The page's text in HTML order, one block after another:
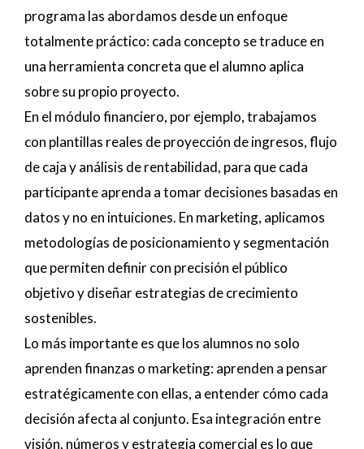
programa las abordamos desde un enfoque
totalmente práctico: cada concepto se traduce en
una herramienta concreta que el alumno aplica
sobre su propio proyecto.
En el módulo financiero, por ejemplo, trabajamos
con plantillas reales de proyección de ingresos, flujo
de caja y análisis de rentabilidad, para que cada
participante aprenda a tomar decisiones basadas en
datos y no en intuiciones. En marketing, aplicamos
metodologías de posicionamiento y segmentación
que permiten definir con precisión el público
objetivo y diseñar estrategias de crecimiento
sostenibles.
Lo más importante es que los alumnos no solo
aprenden finanzas o marketing: aprenden a pensar
estratégicamente con ellas, a entender cómo cada
decisión afecta al conjunto. Esa integración entre
visión, números y estrategia comercial es lo que